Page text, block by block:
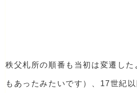
秩父札所の順番も当初は変遷した
もあったみたいです）、17世紀